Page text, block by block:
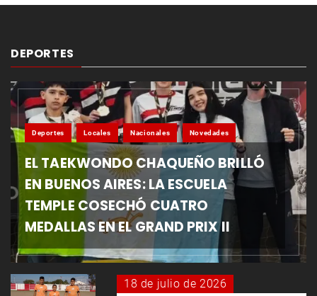
DEPORTES
Deportes Locales Nacionales Novedades
EL TAEKWONDO CHAQUEÑO BRILLÓ
EN BUENOS AIRES: LA ESCUELA
TEMPLE COSECHÓ CUATRO
MEDALLAS EN EL GRAND PRIX II
18 de julio de 2026